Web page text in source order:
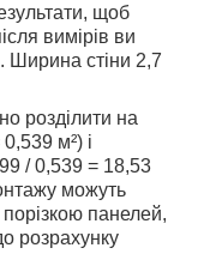
щоб
вимірів ви
Ширина стіни 2,7
розділити на
м²) і
/ 0,539 = 18,53
можуть
порізкою панелей,
розрахунку